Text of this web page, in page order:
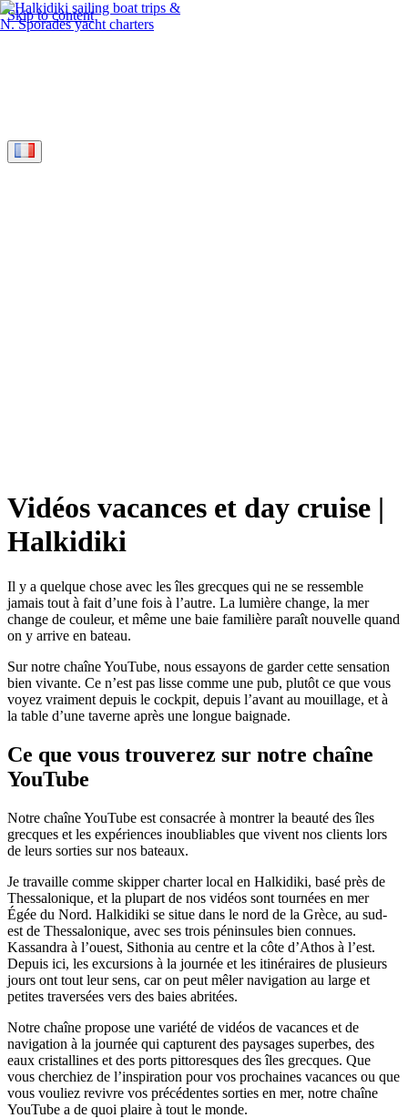
Skip to content
Vidéos vacances et day cruise |
Halkidiki
Il y a quelque chose avec les îles grecques qui ne se ressemble
jamais tout à fait d’une fois à l’autre. La lumière change, la mer
change de couleur, et même une baie familière paraît nouvelle quand
on y arrive en bateau.
Sur notre chaîne YouTube, nous essayons de garder cette sensation
bien vivante. Ce n’est pas lisse comme une pub, plutôt ce que vous
voyez vraiment depuis le cockpit, depuis l’avant au mouillage, et à
la table d’une taverne après une longue baignade.
Ce que vous trouverez sur notre chaîne
YouTube
Notre chaîne YouTube est consacrée à montrer la beauté des îles
grecques et les expériences inoubliables que vivent nos clients lors
de leurs sorties sur nos bateaux.
Je travaille comme skipper charter local en Halkidiki, basé près de
Thessalonique, et la plupart de nos vidéos sont tournées en mer
Égée du Nord. Halkidiki se situe dans le nord de la Grèce, au sud-
est de Thessalonique, avec ses trois péninsules bien connues.
Kassandra à l’ouest, Sithonia au centre et la côte d’Athos à l’est.
Depuis ici, les excursions à la journée et les itinéraires de plusieurs
jours ont tout leur sens, car on peut mêler navigation au large et
petites traversées vers des baies abritées.
Notre chaîne propose une variété de vidéos de vacances et de
navigation à la journée qui capturent des paysages superbes, des
eaux cristallines et des ports pittoresques des îles grecques. Que
vous cherchiez de l’inspiration pour vos prochaines vacances ou que
vous vouliez revivre vos précédentes sorties en mer, notre chaîne
YouTube a de quoi plaire à tout le monde.